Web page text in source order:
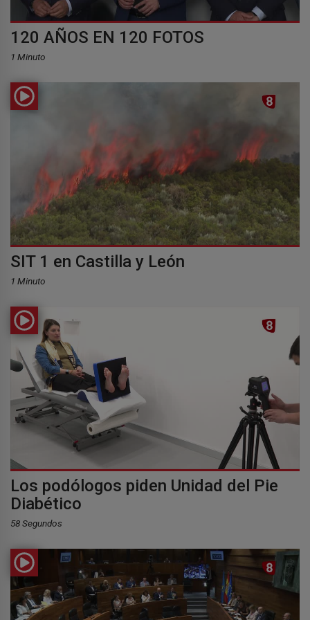
120 AÑOS EN 120 FOTOS
1 Minuto
SIT 1 en Castilla y León
1 Minuto
Los podólogos piden Unidad del Pie
Diabético
58 Segundos